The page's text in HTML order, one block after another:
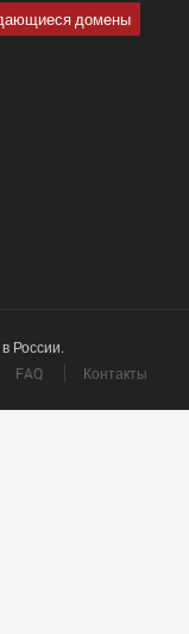
домены
России.
FAQ Контакты